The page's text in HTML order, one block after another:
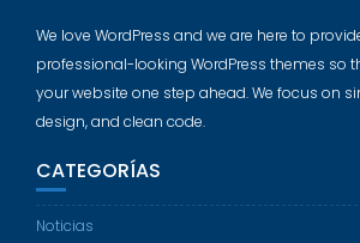
We love WordPress and we are here to
professional-looking WordPress themes so
your website one step ahead. We focus on
design, and clean code.
CATEGORÍAS
Noticias